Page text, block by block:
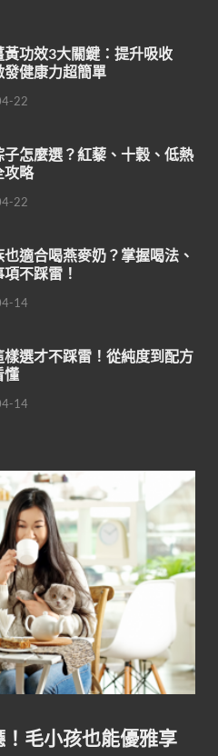
黃功效3大關鍵：提升吸收
發健康力超簡單
22
子怎麼選？紅藜、十穀、低熱
攻略
22
也適合喝燕麥奶？掌握喝法、
不踩雷！
14
樣選才不踩雷！從純度到配方
懂
14
毛小孩也能優雅享